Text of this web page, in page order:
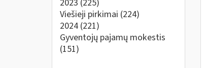
2023 (225)
Viešieji pirkimai (224)
2024 (221)
Gyventojų pajamų mokestis
(151)